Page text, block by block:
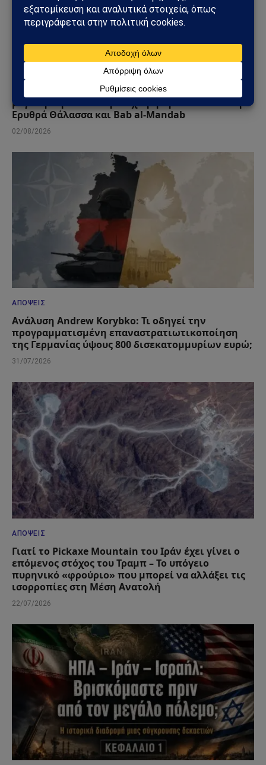
Σαουδική Αραβία – Υεμένη: Το Ριάντ προετοιμάζει
μεγάλη στρατιωτική επιχείρηση – Στο επίκεντρο
Ερυθρά Θάλασσα και Bab al-Mandab
02/08/2026
ΑΠΌΨΕΙΣ
Ανάλυση Andrew Korybko: Τι οδηγεί την
προγραμματισμένη επαναστρατιωτικοποίηση
της Γερμανίας ύψους 800 δισεκατομμυρίων ευρώ;
31/07/2026
ΑΠΌΨΕΙΣ
Γιατί το Pickaxe Mountain του Ιράν έχει γίνει ο
επόμενος στόχος του Τραμπ – Το υπόγειο
πυρηνικό «φρούριο» που μπορεί να αλλάξει τις
ισορροπίες στη Μέση Ανατολή
22/07/2026